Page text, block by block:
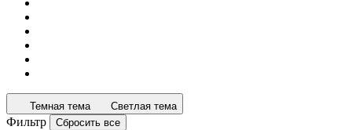
Темная тема Светлая тема
Фильтр Сбросить все